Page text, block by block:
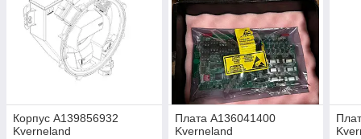
Корпус A139856932
Kverneland
Плата A136041400
Kverneland